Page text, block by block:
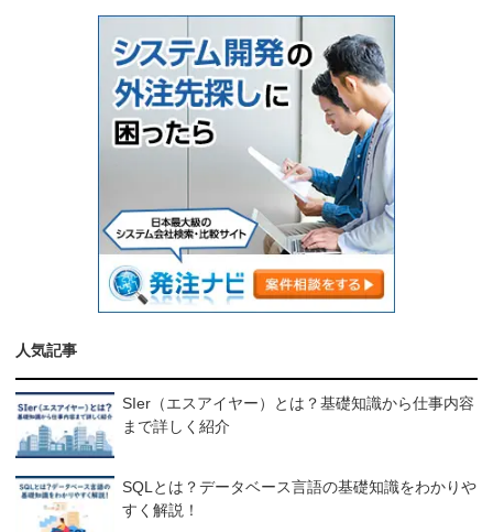
人気記事
SIer（エスアイヤー）とは？基礎知識から仕事内容
まで詳しく紹介
SQLとは？データベース言語の基礎知識をわかりや
すく解説！